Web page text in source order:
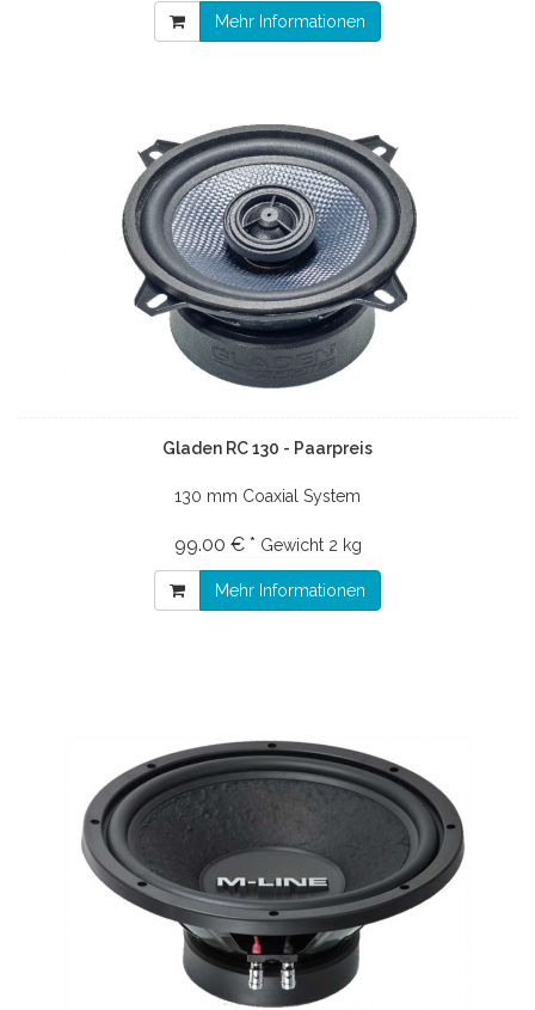
Mehr Informationen
Gladen RC 130 - Paarpreis
130 mm Coaxial System
99.00 € * Gewicht 2 kg
Mehr Informationen